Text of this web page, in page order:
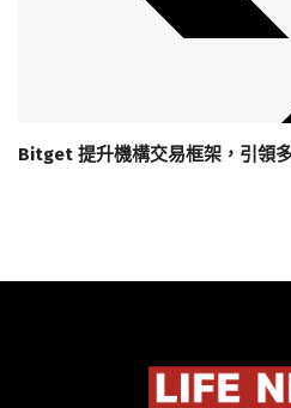
Bitget 提升機構交易框架，引領